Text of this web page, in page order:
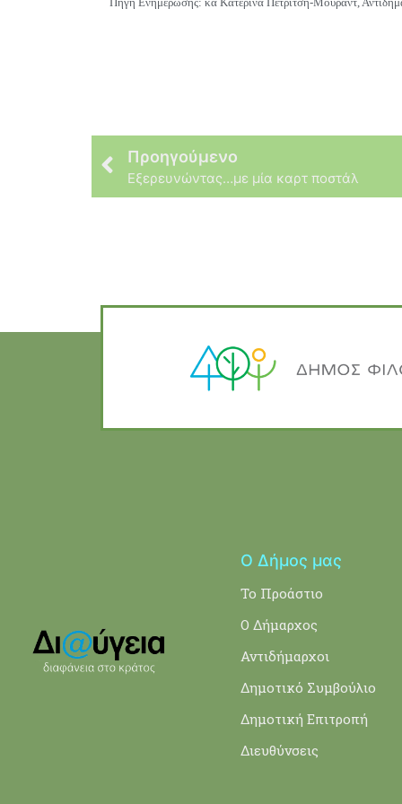
Προηγούμενο
Εξερευνώντας…με μία καρτ ποστάλ
Ο Δήμος μας
Το Προάστιο
Ο Δήμαρχος
Αντιδήμαρχοι
Δημοτικό Συμβούλιο
Δημοτική Επιτροπή
Διευθύνσεις